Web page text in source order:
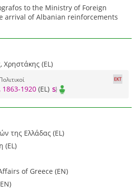
to the Ministry of Foreign
arrival of Albanian reinforcements
Χρηστάκης (EL)
1863-1920 (EL)
της Ελλάδας (EL)
(EL)
of Greece (EN)